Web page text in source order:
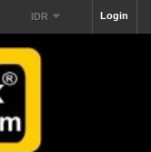
Login
IDR